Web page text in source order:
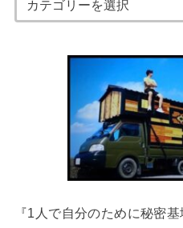
『1人で自分のために秘密基